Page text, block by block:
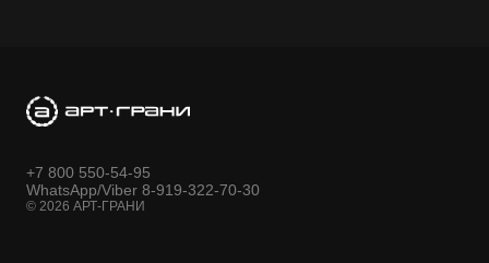
+7 800 550-54-95
WhatsApp/Viber 8-919-322-70-30
© 2026 АРТ-ГРАНИ